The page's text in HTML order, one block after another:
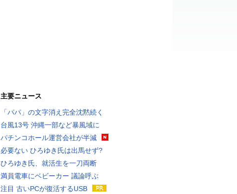
主要ニュース
「パパ」の文字消え完全沈黙続く
台風13号 沖縄一部など暴風域に
パチンコホール運営会社が半減
必要ない ひろゆき氏は出馬せず?
ひろゆき氏、就活生を一刀両断
満員電車にベビーカー 議論呼ぶ
注目 古いPCが復活するUSB